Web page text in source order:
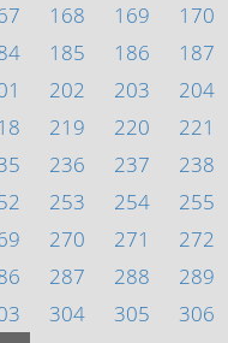
168 169 170
185 186 187
202 203 204
219 220 221
236 237 238
253 254 255
270 271 272
287 288 289
304 305 306